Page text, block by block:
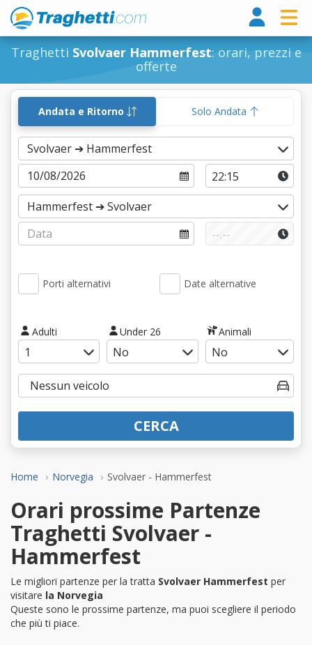
Traghetti Svolvaer Hammerfest: orari, prezzi e
offerte
Home Norvegia Svolvaer - Hammerfest
Andata e Ritorno Solo Andata
Porti alternativi Date alternative
Adulti Under 26 Animali
CERCA
Orari prossime Partenze
Traghetti Svolvaer -
Hammerfest
Le migliori partenze per la tratta Svolvaer Hammerfest per
visitare la Norvegia
Queste sono le prossime partenze, ma puoi scegliere il periodo
che più ti piace.